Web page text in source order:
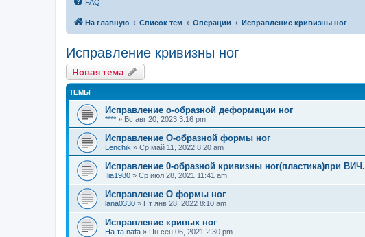
FAQ
На главную Список тем Операции Исправление кривизны ног
Исправление кривизны ног
Новая тема
ТЕМЫ
Исправление о-образной деформации ног
**** » Вс авг 20, 2023 3:16 pm
Исправление О-образной формы ног
Lenchik » Ср май 11, 2022 8:20 am
Исправление 0-образной кривизны ног(пластика)при ВИЧ.
Ilia1980 » Ср июл 28, 2021 11:41 am
Исправление О формы ног
lana0330 » Пт янв 28, 2022 8:10 am
Исправление кривых ног
На та nata » Пн сен 06, 2021 2:30 pm